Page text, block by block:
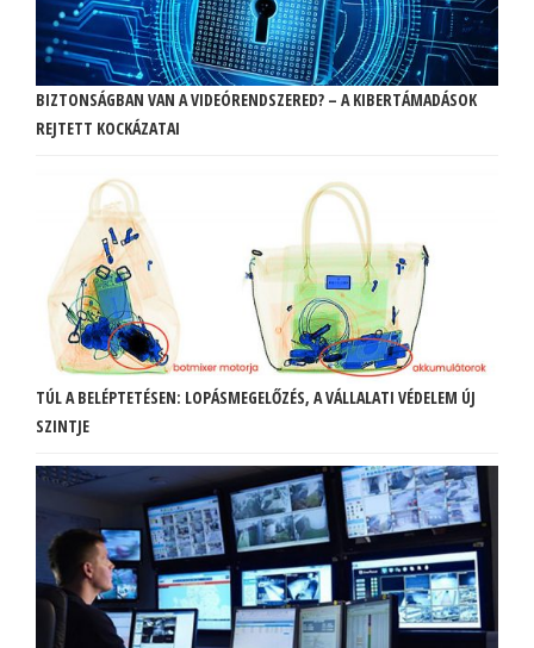
BIZTONSÁGBAN VAN A VIDEÓRENDSZERED? – A KIBERTÁMADÁSOK
REJTETT KOCKÁZATAI
TÚL A BELÉPTETÉSEN: LOPÁSMEGELŐZÉS, A VÁLLALATI VÉDELEM ÚJ
SZINTJE